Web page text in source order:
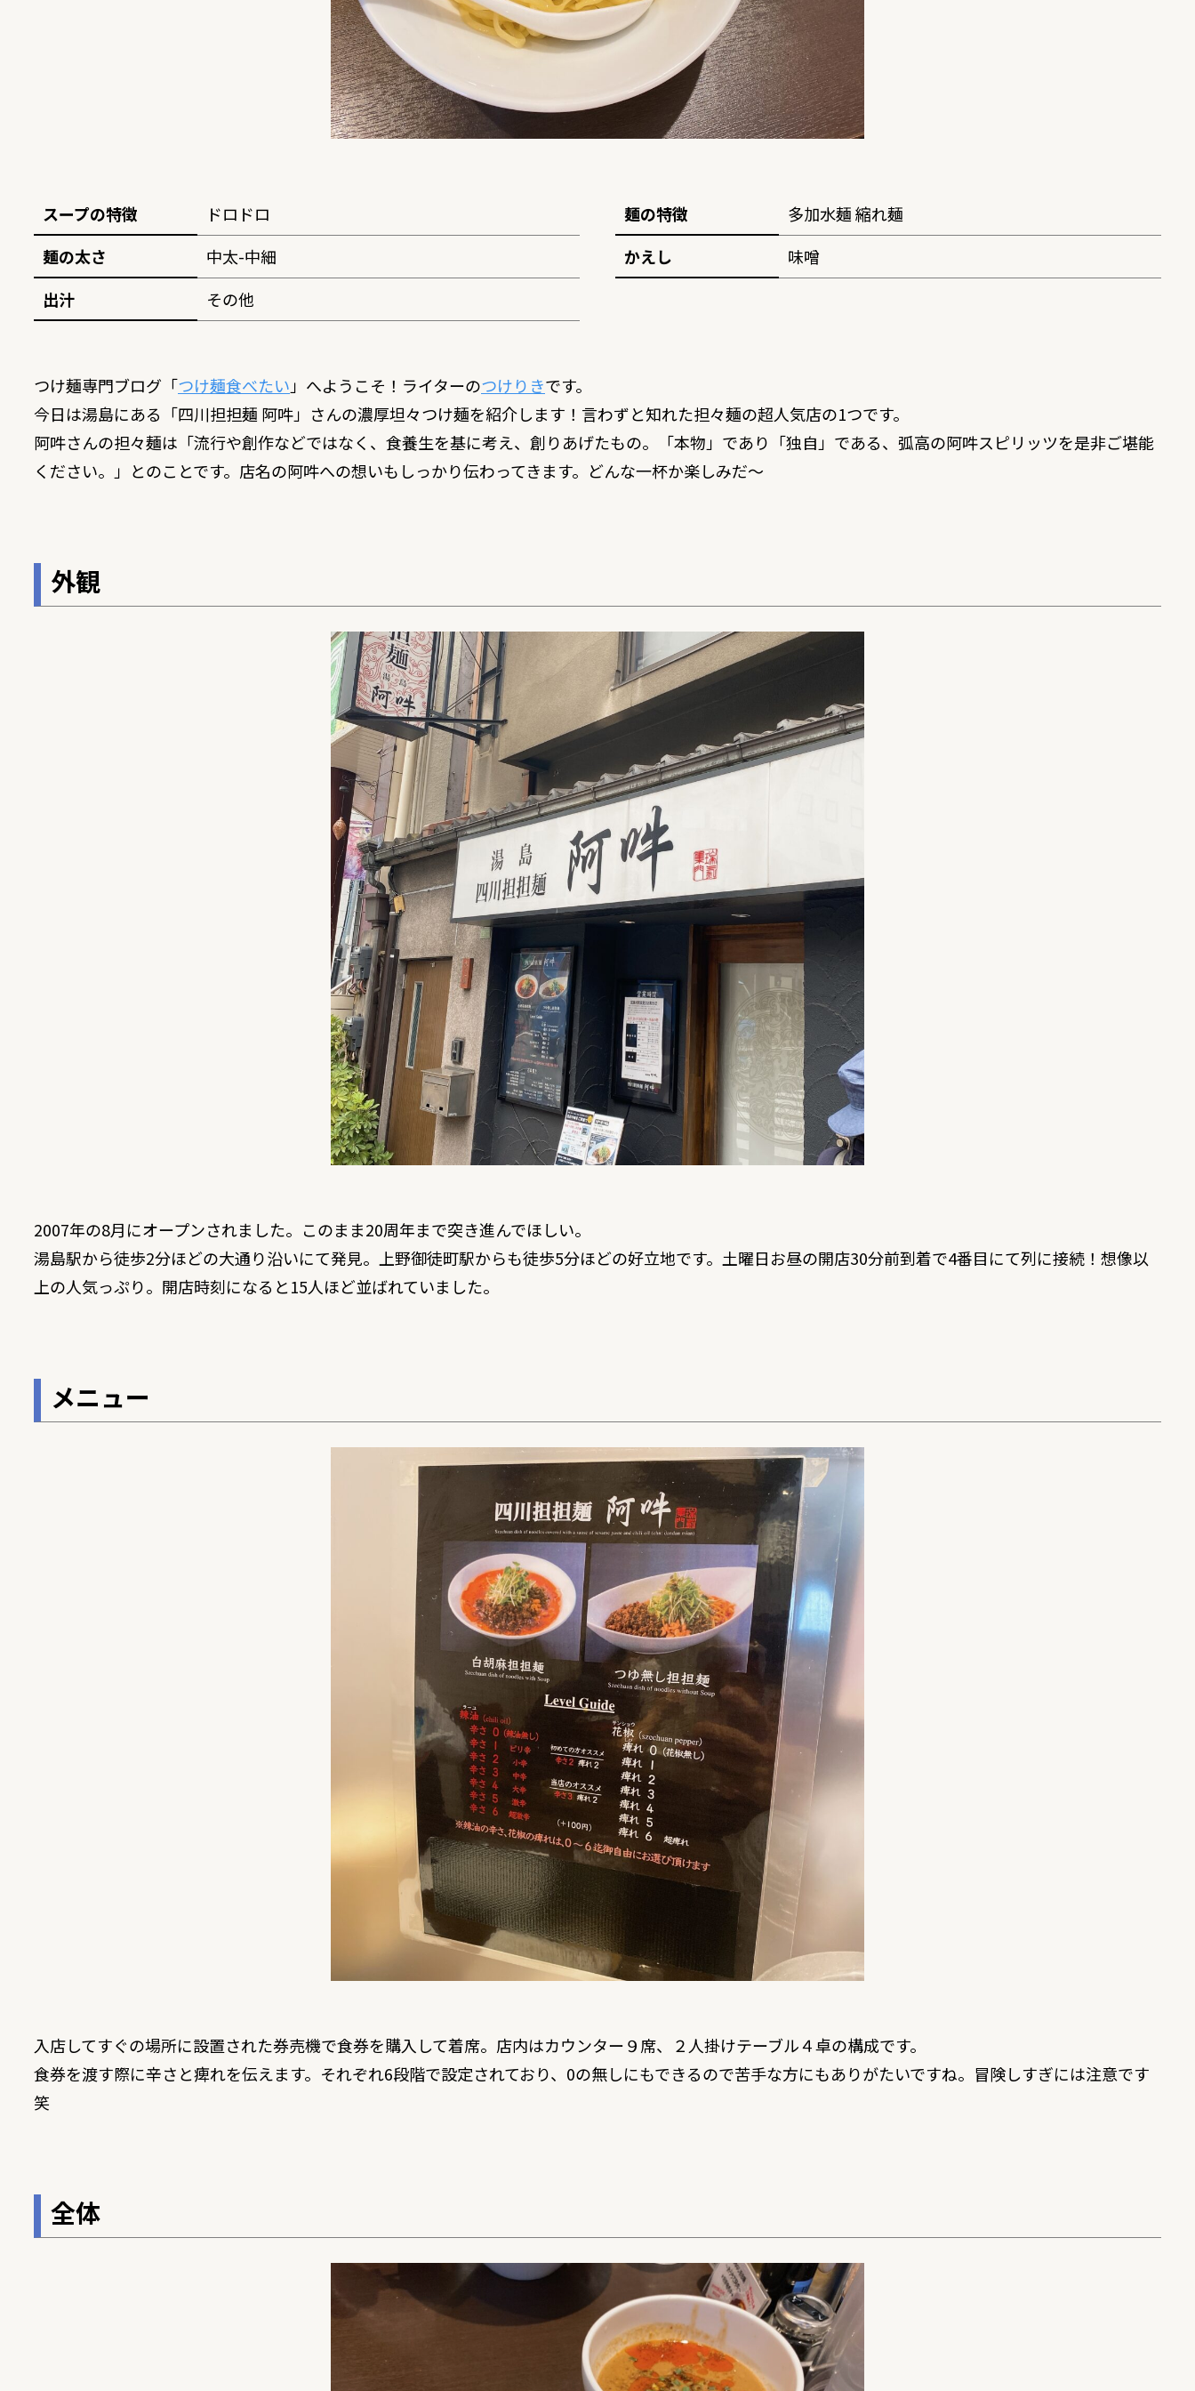
スープの特徴 ドロドロ 麺の特徴
多加水麺 縮れ麺
麺の太さ
中太-中細 かえし
味噌
出汁
その他
つけ麺専門ブログ「つけ麺食べたい 」へようこそ！ライターのつけりきです。
今日は湯島にある「四川担担麺 阿吽」さんの濃厚坦々つけ麺を紹介します！言わずと知れた担々麺の超人気店の1つです。
阿吽さんの担々麺は「流行や創作などではなく、食養生を基に考え、創りあげたもの。「本物」であり「独自」である、弧高の阿吽スピリッツを是非ご堪能
ください。」とのことです。店名の阿吽への想いもしっかり伝わってきます。どんな一杯か楽しみだ〜
外観
2007年の8月にオープンされました。このまま20周年まで突き進んでほしい。
湯島駅から徒歩2分ほどの大通り沿いにて発見。上野御徒町駅からも徒歩5分ほどの好立地です。土曜日お昼の開店30分前到着で4番目にて列に接続！想像以
上の人気っぷり。開店時刻になると15人ほど並ばれていました。
メニュー
入店してすぐの場所に設置された券売機で食券を購入して着席。店内はカウンター９席、２人掛けテーブル４卓の構成です。
食券を渡す際に辛さと痺れを伝えます。それぞれ6段階で設定されており、0の無しにもできるので苦手な方にもありがたいですね。冒険しすぎには注意です
笑
全体